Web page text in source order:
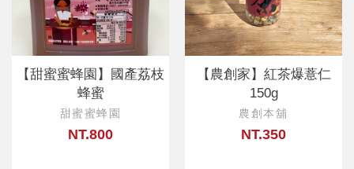
【甜蜜蜜蜂園】國產荔枝
蜂蜜
甜蜜蜜蜂園
NT.800
【農創家】紅茶爆薏仁
150g
農創本舖
NT.350